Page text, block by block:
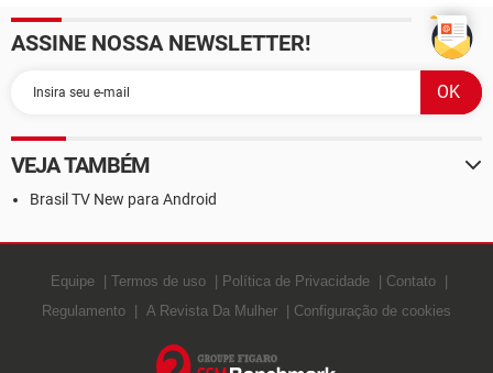
ASSINE NOSSA NEWSLETTER!
VEJA TAMBÉM
Brasil TV New para Android
Equipe Termos de uso Política de Privacidade
Contato
Regulamento
A Revista Da Mulher Configuração de cookies